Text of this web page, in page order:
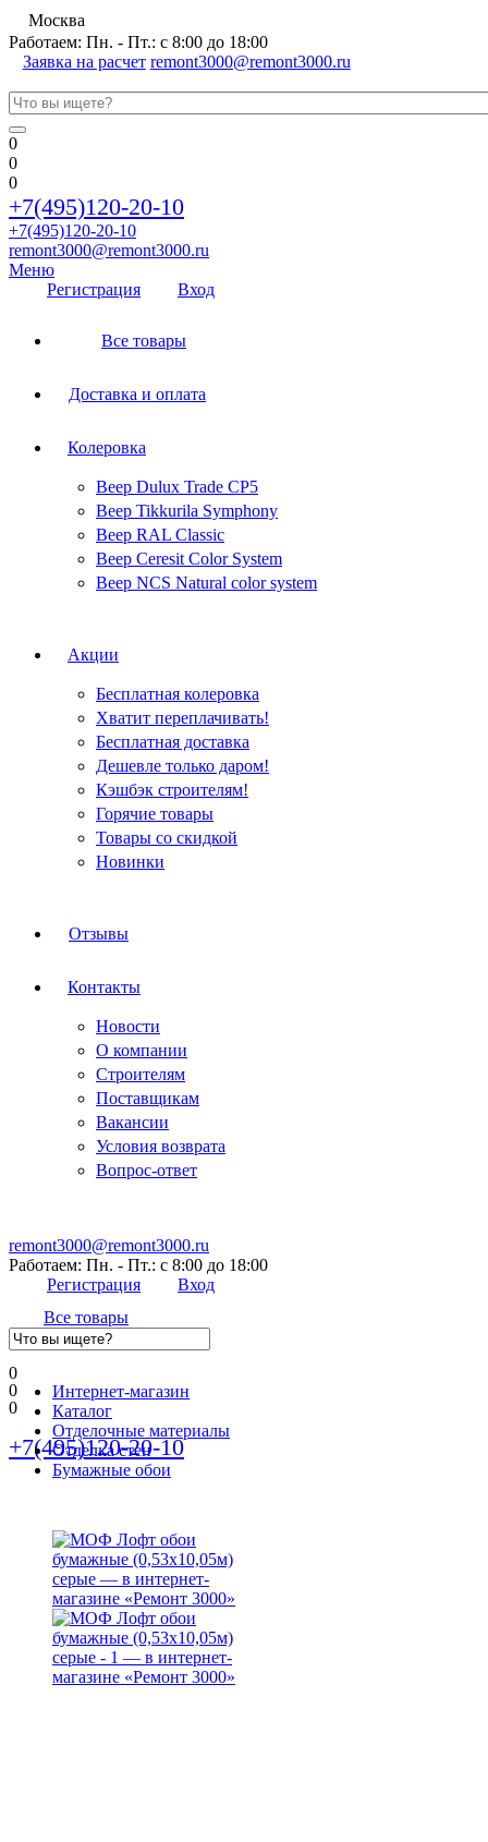
Москва
Работаем: Пн. - Пт.: с 8:00 до 18:00
Заявка на расчет remont3000@remont3000.ru
0
0
0
+7(495)120-20-10
+7(495)120-20-10
remont3000@remont3000.ru
Меню
Регистрация
Вход
Все товары
Доставка и оплата
Колеровка
Веер Dulux Trade CP5
Веер Tikkurila Symphony
Веер RAL Classic
Веер Ceresit Color System
Веер NCS Natural color system
Акции
Бесплатная колеровка
Хватит переплачивать!
Бесплатная доставка
Дешевле только даром!
Кэшбэк строителям!
Горячие товары
Товары со скидкой
Новинки
Отзывы
Контакты
Новости
О компании
Строителям
Поставщикам
Вакансии
Условия возврата
Вопрос-ответ
remont3000@remont3000.ru
Работаем: Пн. - Пт.: с 8:00 до 18:00
Регистрация
Вход
Все товары
0
0
0
+7(495)120-20-10
Интернет-магазин
Каталог
Отделочные материалы
Отделка стен
Бумажные обои